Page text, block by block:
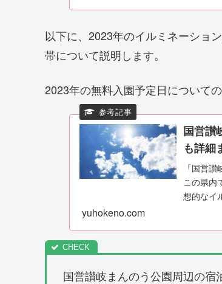
以下に、2023年のイルミネーショ
帯について説明します。
2023年の無料入園予定日について
国営讃
も詳細
「国営
この県内
想的なイ
yuhokeno.com
国営讃岐まんのう公園周辺の